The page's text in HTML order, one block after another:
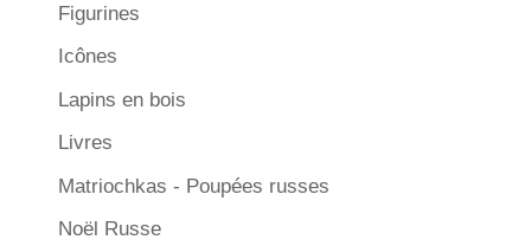
Figurines
Icônes
Lapins en bois
Livres
Matriochkas - Poupées russes
Noël Russe